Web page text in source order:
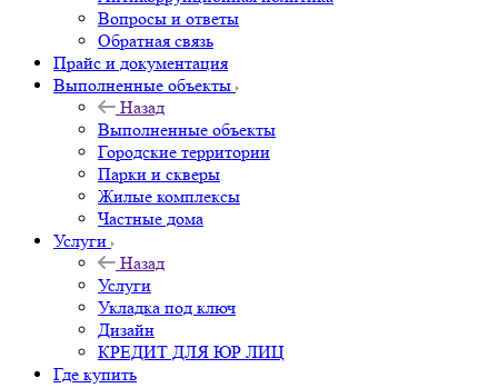
Вопросы и ответы
Обратная связь
Прайс и документация
Выполненные объекты
Назад
Выполненные объекты
Городские территории
Парки и скверы
Жилые комплексы
Частные дома
Услуги
Назад
Услуги
Укладка под ключ
Дизайн
КРЕДИТ ДЛЯ ЮР ЛИЦ
Где купить